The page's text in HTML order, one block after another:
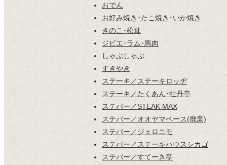
おでん
お好み焼き･たこ焼き･いか焼き
きのこ･松茸
ジビエ･ラム･馬肉
しゃぶしゃぶ
すきやき
ステーキ／ステーキロッヂ
ステーキ／たくあん･牡丹亭
ステバー／STEAK MAX
ステバー／オオヤマベース(廃業)
ステバー／ジェロニモ
ステバー／ステーキハウスシカゴ
ステバー／すてーき亭